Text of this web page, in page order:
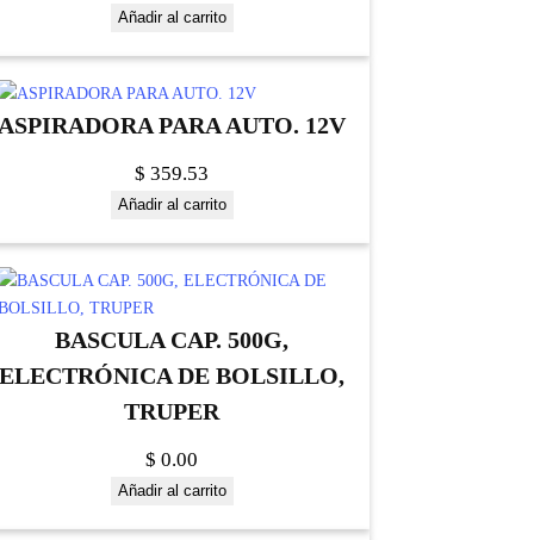
Añadir al carrito
PARA AUTO. 12V
$ 359.53
Añadir al carrito
BASCULA CAP. 500G,
ELECTRÓNICA DE BOLSILLO,
TRUPER
$ 0.00
Añadir al carrito